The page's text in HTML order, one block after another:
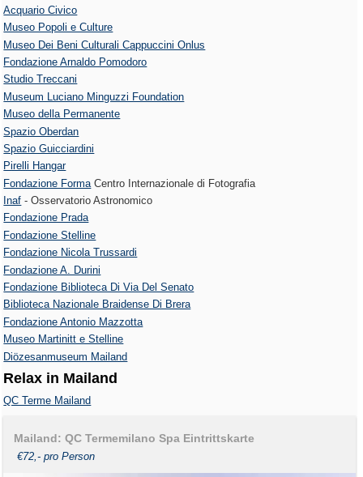
Acquario Civico
Museo Popoli e Culture
Museo Dei Beni Culturali Cappuccini Onlus
Fondazione Arnaldo Pomodoro
Studio Treccani
Museum Luciano Minguzzi Foundation
Museo della Permanente
Spazio Oberdan
Spazio Guicciardini
Pirelli Hangar
Fondazione Forma Centro Internazionale di Fotografia
Inaf - Osservatorio Astronomico
Fondazione Prada
Fondazione Stelline
Fondazione Nicola Trussardi
Fondazione A. Durini
Fondazione Biblioteca Di Via Del Senato
Biblioteca Nazionale Braidense Di Brera
Fondazione Antonio Mazzotta
Museo Martinitt e Stelline
Diözesanmuseum Mailand
Relax in Mailand
QC Terme Mailand
Mailand: QC Termemilano Spa Eintrittskarte
€72,- pro Person